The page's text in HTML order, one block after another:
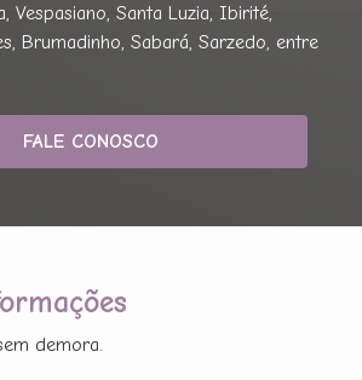
Vespasiano, Santa Luzia, Ibirité,
Brumadinho, Sabará, Sarzedo, entre
FALE CONOSCO
demora.